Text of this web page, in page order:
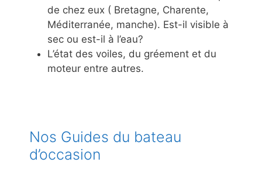
de chez eux ( Bretagne, Charente,
Méditerranée, manche). Est-il visible à
sec ou est-il à l’eau?
L’état des voiles, du gréement et du
moteur entre autres.
Nos Guides du bateau
d’occasion